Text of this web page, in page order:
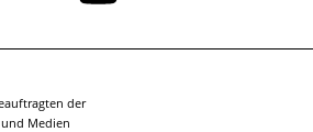
auf
der
Medien